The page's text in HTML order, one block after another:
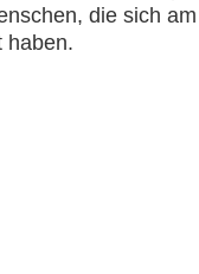
die sich
haben.